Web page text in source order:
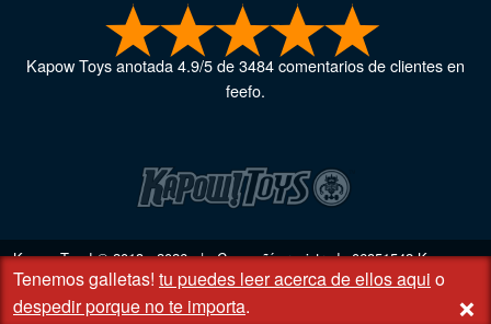
Kapow Toysanotada4.9/5de3484comentarios de clientes en
feefo.
Kapow Toys! © 2013 - 2026 | Compañía registrada06851542Kapow
Toys Limited | Oficina registrada DC Business Centre, 10 Charles Wood
Rd, Rash's Green, Dereham, Norfolk NR19 1SX | VAT GB 948221025
Tenemos galletas! tu puedes leer acerca de ellos aqui o
despedir porque no te importa. +